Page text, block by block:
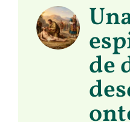
de